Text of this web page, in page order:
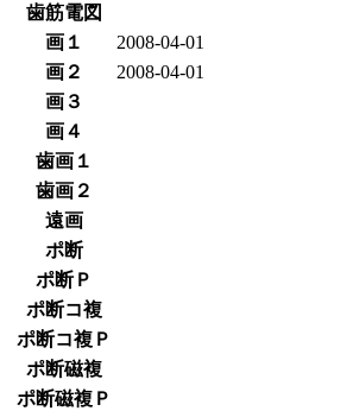
歯筋電図
画１
2008-04-01
画２
2008-04-01
画３
画４
歯画１
歯画２
遠画
ポ断
ポ断Ｐ
ポ断コ複
ポ断コ複Ｐ
ポ断磁複
ポ断磁複Ｐ